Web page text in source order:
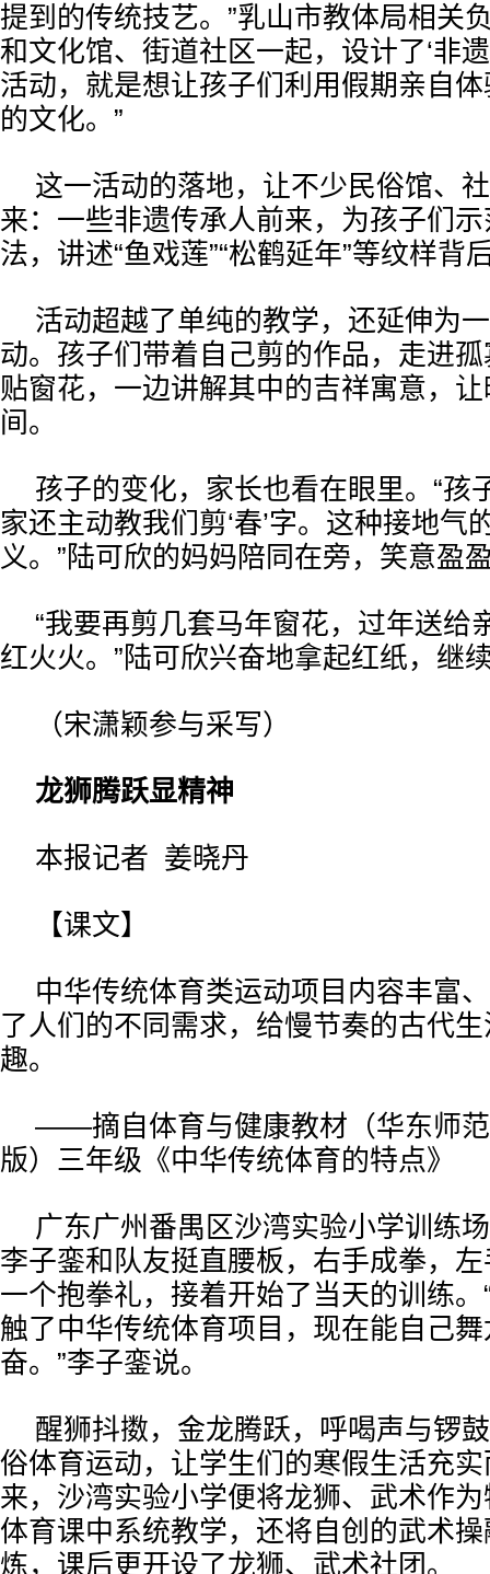
提到的传统技艺。”乳山市教体局相关
和文化馆、街道社区一起，设计了‘非
活动，就是想让孩子们利用假期亲自
的文化。”
这一活动的落地，让不少民俗馆、
来：一些非遗传承人前来，为孩子们示
法，讲述“鱼戏莲”“松鹤延年”等纹样背
活动超越了单纯的教学，还延伸为
动。孩子们带着自己剪的作品，走进
贴窗花，一边讲解其中的吉祥寓意，
间。
孩子的变化，家长也看在眼里。“孩
家还主动教我们剪‘春’字。这种接地气
义。”陆可欣的妈妈陪同在旁，笑意盈
“我要再剪几套马年窗花，过年送给
红火火。”陆可欣兴奋地拿起红纸，继
（宋潇颖参与采写）
龙狮腾跃显精神
本报记者 姜晓丹
【课文】
中华传统体育类运动项目内容丰富
了人们的不同需求，给慢节奏的古代
趣。
——摘自体育与健康教材（华东师
版）三年级《中华传统体育的特点》
广东广州番禺区沙湾实验小学训练
李子銮和队友挺直腰板，右手成拳，
一个抱拳礼，接着开始了当天的训练。
触了中华传统体育项目，现在能自己
奋。”李子銮说。
醒狮抖擞，金龙腾跃，呼喝声与锣
俗体育运动，让学生们的寒假生活充
来，沙湾实验小学便将龙狮、武术作
体育课中系统教学，还将自创的武术
炼，课后更开设了龙狮、武术社团。